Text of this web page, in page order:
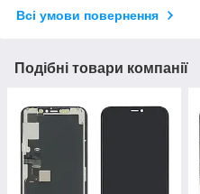
Всі умови повернення
Подібні товари компанії